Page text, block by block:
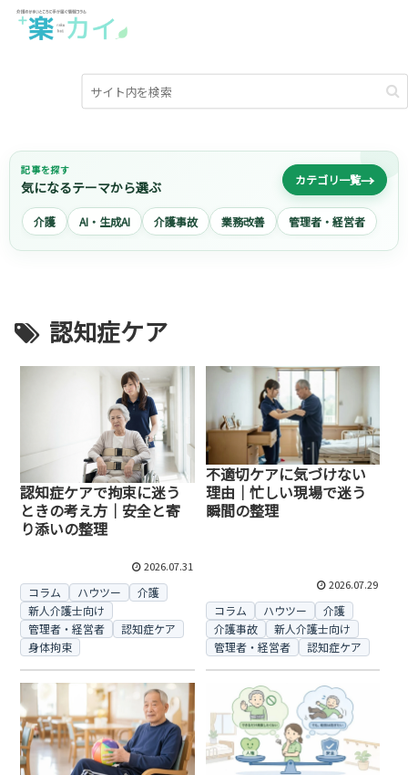
記事を探す
気になるテーマから選ぶ
介護 AI・生成AI 介護事故 業務改善 管理者・経営者
カテゴリ一覧→
認知症ケア
認知症ケアで拘束に迷う
ときの考え方｜安全と寄
り添いの整理
2026.07.31
コラム ハウツー
介護
新人介護士向け
管理者・経営者
認知症ケア
身体拘束
不適切ケアに気づけない
理由｜忙しい現場で迷う
瞬間の整理
2026.07.29
コラム ハウツー
介護
介護事故
新人介護士向け
管理者・経営者
認知症ケア